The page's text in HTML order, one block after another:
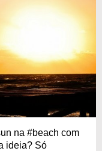
na #beach com
ideia? Só